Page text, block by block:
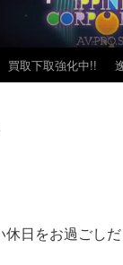
買取下取強化中!!
い休日をお過